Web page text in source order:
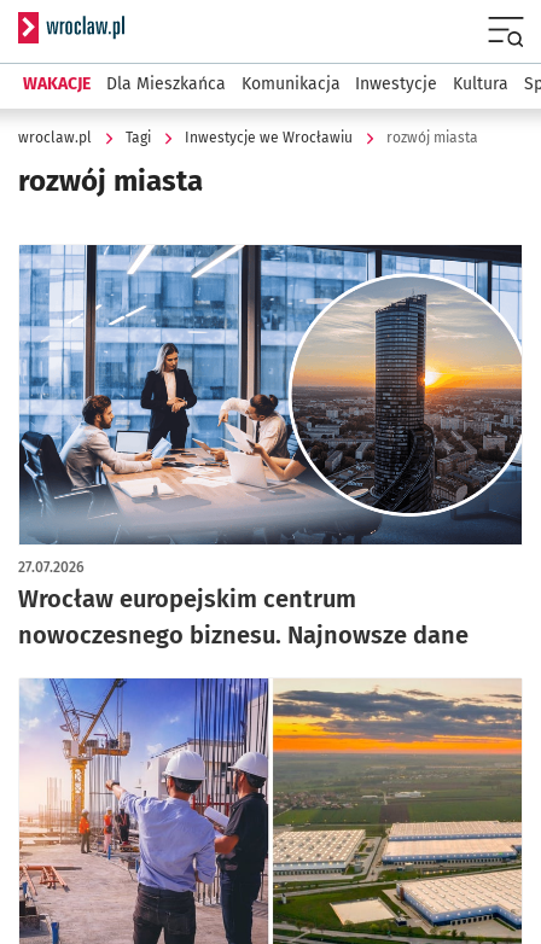
Serwis informacyjny wroclaw.pl
WAKACJE Dla Mieszkańca Komunikacja Inwestycje Kultura
wroclaw.pl Tagi Inwestycje we Wrocławiu rozwój miasta
rozwój miasta
Wrocław europejskim centrum
nowoczesnego biznesu. Najnowsze dane
27.07.2026